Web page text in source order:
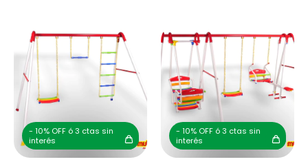
- 10% OFF ó 3 ctas sin
interés
- 10% OFF ó 3 ctas sin
interés